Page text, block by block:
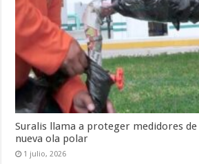
Suralis llama a proteger medidores
nueva ola polar
1 julio, 2026